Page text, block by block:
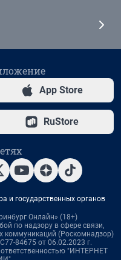
App Store
RuStore
и государственных органов
Онлайн» (18+)
по надзору в сфере связи,
коммуникаций (Роскомнадзор)
84675 от 06.02.2023 г.
"ИНТЕРНЕТ